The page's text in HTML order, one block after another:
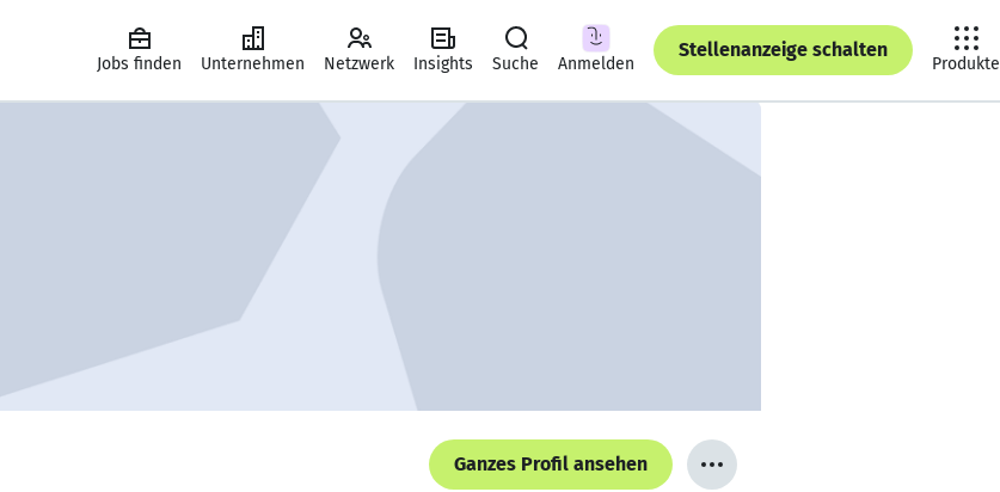
Jobs finden Unternehmen Netzwerk Insights Suche Anmelden
Stellenanzeige schalten
Produkte
Ganzes Profil ansehen